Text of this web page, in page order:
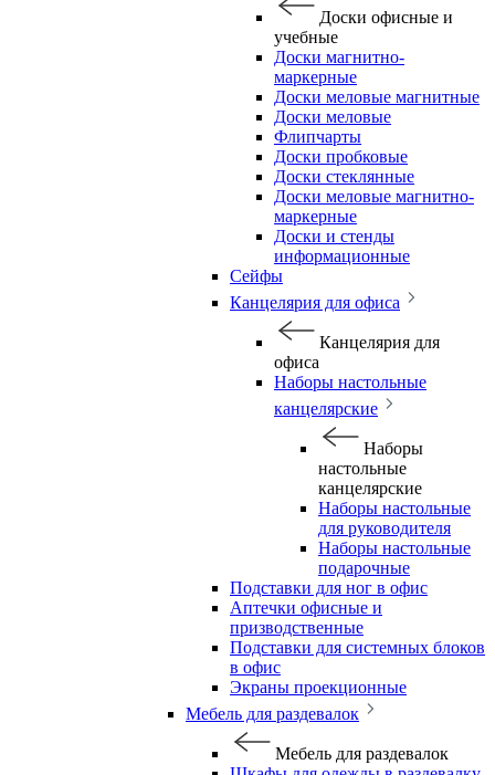
Доски офисные и
учебные
Доски магнитно-
маркерные
Доски меловые магнитные
Доски меловые
Флипчарты
Доски пробковые
Доски стеклянные
Доски меловые магнитно-
маркерные
Доски и стенды
информационные
Сейфы
Канцелярия для офиса
Канцелярия для
офиса
Наборы настольные
канцелярские
Наборы
настольные
канцелярские
Наборы настольные
для руководителя
Наборы настольные
подарочные
Подставки для ног в офис
Аптечки офисные и
призводственные
Подставки для системных блоков
в офис
Экраны проекционные
Мебель для раздевалок
Мебель для раздевалок